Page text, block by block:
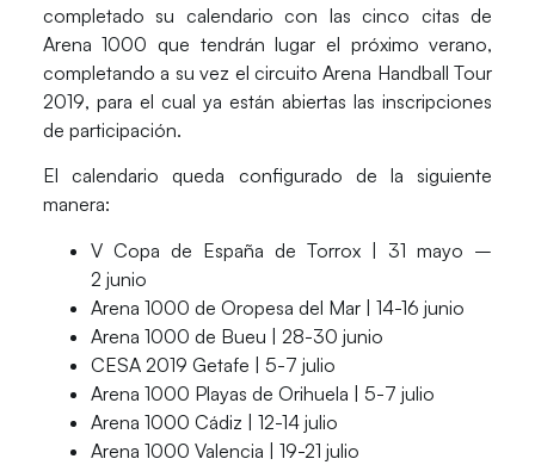
completado su calendario con las cinco citas de
Arena 1000 que tendrán lugar el próximo verano,
completando a su vez el circuitoArena Handball Tour
2019, para el cual ya están abiertas las inscripciones
de participación.
Elcalendario queda configurado de la siguiente
manera:
V Copa de España de Torrox | 31 mayo –
2 junio
Arena 1000 de Oropesa del Mar | 14-16 junio
Arena 1000 de Bueu | 28-30 junio
CESA 2019 Getafe | 5-7 julio
Arena 1000 Playas de Orihuela | 5-7 julio
Arena 1000 Cádiz | 12-14 julio
Arena 1000 Valencia | 19-21 julio